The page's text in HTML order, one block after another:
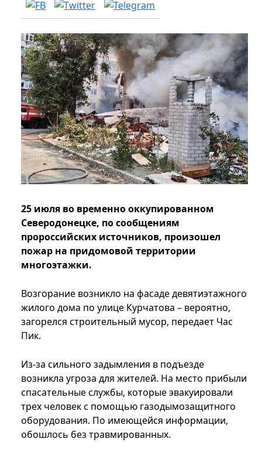
25 июля во временно оккупированном
Северодонецке, по сообщениям
пророссийских источников, произошел
пожар на придомовой территории
многоэтажки.
Возгорание возникло на фасаде девятиэтажного
жилого дома по улице Курчатова – вероятно,
загорелся строительный мусор, передает Час
Пик.
Из-за сильного задымления в подъезде
возникла угроза для жителей. На место прибыли
спасательные службы, которые эвакуировали
трех человек с помощью газодымозащитного
оборудования. По имеющейся информации,
обошлось без травмированных.